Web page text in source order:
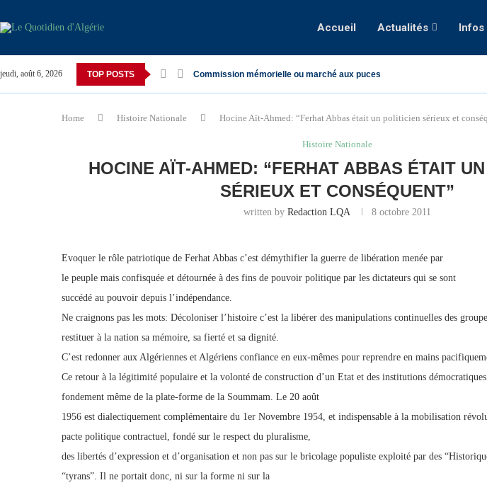
Accueil Actualités Infos
jeudi, août 6, 2026 TOP POSTS Commission mémorielle ou marché aux puces
Home Histoire Nationale Hocine Aït-Ahmed: “Ferhat Abbas était un politicien sérieux et
Histoire Nationale
HOCINE AÏT-AHMED: “FERHAT ABBAS ÉTAIT
SÉRIEUX ET CONSÉQUENT”
written byRedaction LQA 8 octobre 2011
Evoquer le rôle patriotique de Ferhat Abbas c’est démythifier la guerre de libération menée par
le peuple mais confisquée et détournée à des fins de pouvoir politique par les dictateurs qui se sont
succédé au pouvoir depuis l’indépendance.
Ne craignons pas les mots: Décoloniser l’histoire c’est la libérer des manipulations continuelles des
restituer à la nation sa mémoire, sa fierté et sa dignité.
C’est redonner aux Algériennes et Algériens confiance en eux-mêmes pour reprendre en mains
Ce retour à la légitimité populaire et la volonté de construction d’un Etat et des institutions
fondement même de la plate-forme de la Soummam. Le 20 août
1956 est dialectiquement complémentaire du 1er Novembre 1954, et indispensable à la mobilisation
pacte politique contractuel, fondé sur le respect du pluralisme,
des libertés d’expression et d’organisation et non pas sur le bricolage populiste exploité par des
“tyrans”. Il ne portait donc, ni sur la forme ni sur la